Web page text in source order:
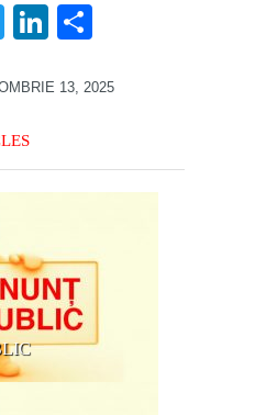
TwitterLinkedIn
13, 2025